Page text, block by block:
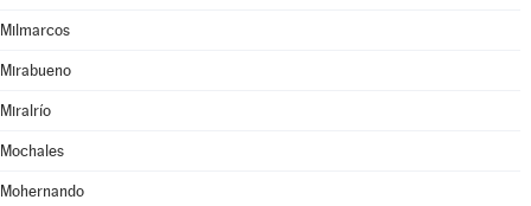
Milmarcos
Mirabueno
Miralrío
Mochales
Mohernando